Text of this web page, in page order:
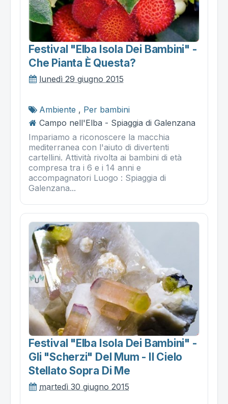
Festival "elba Isola Dei Bambini" -
Che Pianta È Questa?
lunedì 29 giugno 2015
Ambiente , Per bambini
Campo nell'Elba - Spiaggia di Galenzana
Impariamo a riconoscere la macchia
mediterranea con l'aiuto di divertenti
cartellini. Attività rivolta ai bambini di età
compresa tra i 6 e i 14 anni e
accompagnatori Luogo : Spiaggia di
Galenzana...
Festival "elba Isola Dei Bambini" -
Gli "scherzi" Del Mum - Il Cielo
Stellato Sopra Di Me
martedì 30 giugno 2015